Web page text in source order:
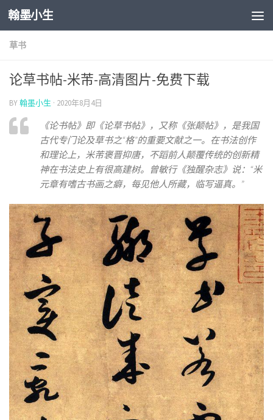
Skip to content
翰墨小生
草书
论草书帖-米芾-高清图片-免费下载
BY翰墨小生 · 2020年8月4日
《论书帖》即《论草书帖》，又称《张颠帖》，是我国
古代专门论及草书之“格”的重要文献之一。在书法创作
和理论上，米芾褒晋抑唐，不蹈前人颠覆传统的创新精
神在书法史上有很高建树。曾敏行《独醒杂志》说：“米
元章有嗜古书画之癖，每见他人所藏，临写逼真。”